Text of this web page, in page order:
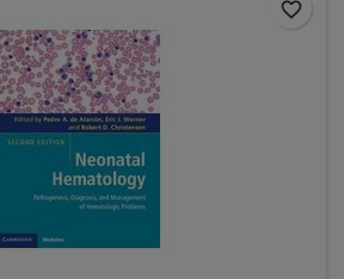
favorite_border